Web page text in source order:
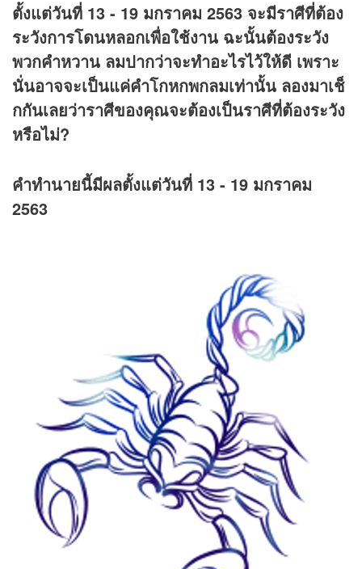
ตั้งแต่วันที่ 13 - 19 มกราคม 2563 จะมีราศีที่ต้อง
ระวังการโดนหลอกเพื่อใช้งาน ฉะนั้นต้องระวัง
พวกคำหวาน ลมปากว่าจะทำอะไรไว้ให้ดี เพราะ
นั่นอาจจะเป็นแค่คำโกหกพกลมเท่านั้น ลองมาเช็
กกันเลยว่าราศีของคุณจะต้องเป็นราศีที่ต้องระวัง
หรือไม่?
คำทำนายนี้มีผลตั้งแต่วันที่ 13 - 19 มกราคม
2563